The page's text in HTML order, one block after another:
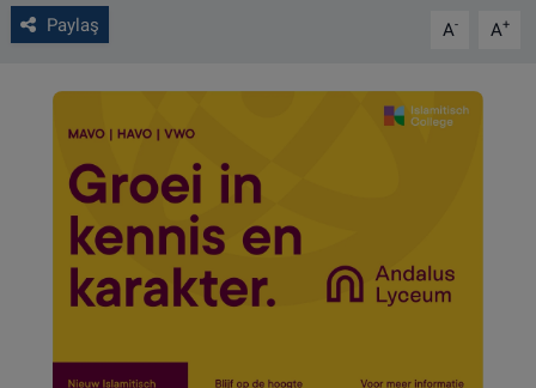
Paylaş A- A+
Çerez Politikası